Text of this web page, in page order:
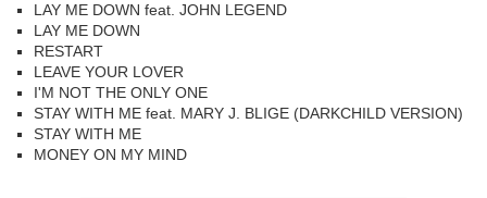
LAY ME DOWN feat. JOHN LEGEND
LAY ME DOWN
RESTART
LEAVE YOUR LOVER
I'M NOT THE ONLY ONE
STAY WITH ME feat. MARY J. BLIGE (DARKCHILD VERSION)
STAY WITH ME
MONEY ON MY MIND